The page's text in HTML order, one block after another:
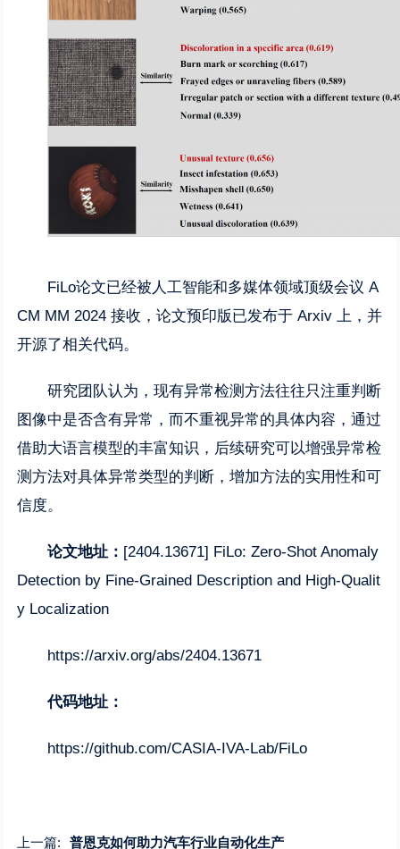
FiLo论文已经被人工智能和多媒体领域顶级会议 A
CM MM 2024 接收，论文预印版已发布于 Arxiv 上，并
开源了相关代码。
研究团队认为，现有异常检测方法往往只注重判断
图像中是否含有异常，而不重视异常的具体内容，通过
借助大语言模型的丰富知识，后续研究可以增强异常检
测方法对具体异常类型的判断，增加方法的实用性和可
信度。
论文地址： [2404.13671] FiLo: Zero-Shot Anomaly
Detection by Fine-Grained Description and High-Qualit
y Localization
https://arxiv.org/abs/2404.13671
代码地址：
https://github.com/CASIA-IVA-Lab/FiLo
上一篇: 普恩克如何助力汽车行业自动化生产